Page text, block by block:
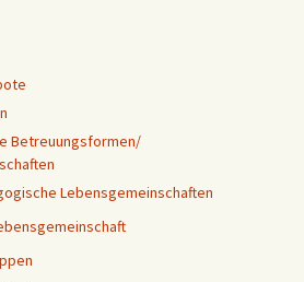
Betreuungsformen/
Lebensgemeinschaften